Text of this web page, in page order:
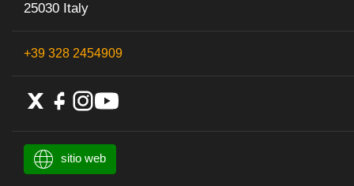
25030 Italy
+39 328 2454909
sitio web